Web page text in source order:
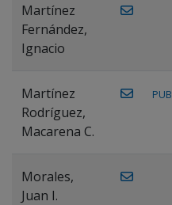
Martínez
Fernández,
Ignacio
Martínez
Rodríguez,
Macarena C.
Morales,
Juan I.